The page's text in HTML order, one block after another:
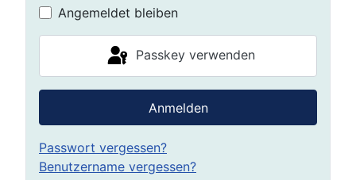
Angemeldet bleiben
Passkey verwenden
Anmelden
Passwort vergessen?
Benutzername vergessen?